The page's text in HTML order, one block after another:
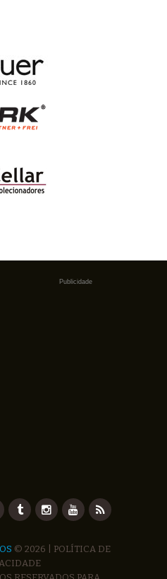
Publicidade
© 2026 | POLÍTICA DE